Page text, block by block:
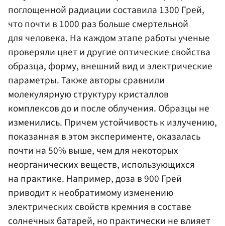
поглощенной радиации составила 1300 Грей,
что почти в 1000 раз больше смертельной
для человека. На каждом этапе работы ученые
проверяли цвет и другие оптические свойства
образца, форму, внешний вид и электрические
параметры. Также авторы сравнили
молекулярную структуру кристаллов
комплексов до и после облучения. Образцы не
изменились. Причем устойчивость к излучению,
показанная в этом эксперименте, оказалась
почти на 50% выше, чем для некоторых
неорганических веществ, использующихся
на практике. Например, доза в 900 Грей
приводит к необратимому изменению
электрических свойств кремния в составе
солнечных батарей, но практически не влияет